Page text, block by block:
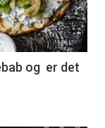
og er det